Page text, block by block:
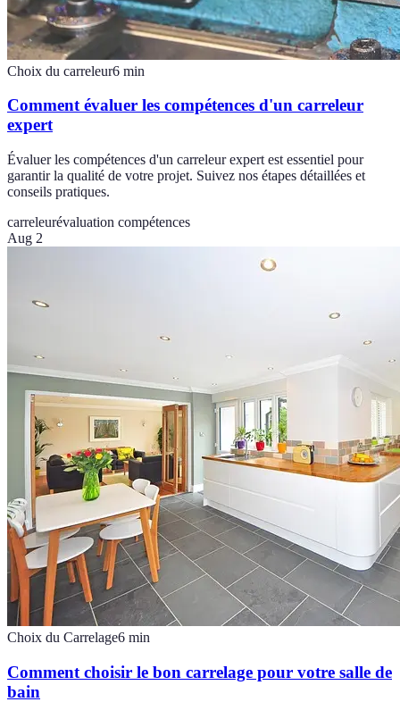
Choix du carreleur6 min
Comment évaluer les compétences d'un carreleur
expert
Évaluer les compétences d'un carreleur expert est essentiel pour
garantir la qualité de votre projet. Suivez nos étapes détaillées et
conseils pratiques.
carreleurévaluation compétences
Aug 2
Choix du Carrelage6 min
Comment choisir le bon carrelage pour votre salle de
bain